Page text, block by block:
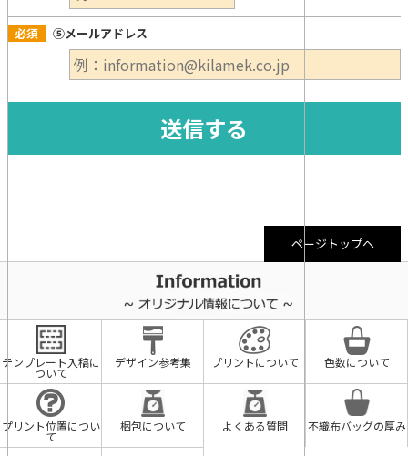
必須 ⑤メールアドレス
ページトップヘ
テンプレート入稿に
ついて
デザイン参考集 プリントについて 色数について
プリント位置につい
て
梱包について よくある質問 不織布バッグの厚み